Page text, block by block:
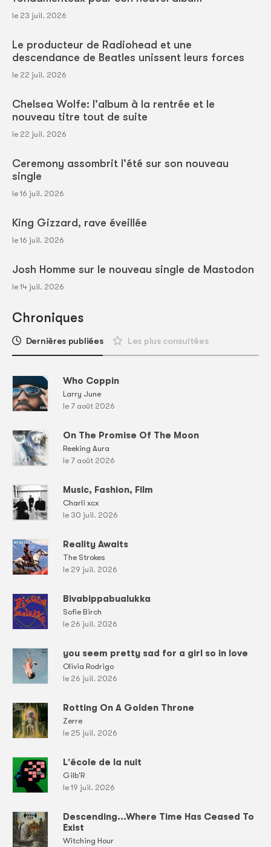
le 23 juil. 2026
Le producteur de Radiohead et une
descendance de Beatles unissent leurs forces
le 22 juil. 2026
Chelsea Wolfe: l'album à la rentrée et le
nouveau titre tout de suite
le 22 juil. 2026
Ceremony assombrit l'été sur son nouveau
single
le 16 juil. 2026
King Gizzard, rave éveillée
le 16 juil. 2026
Josh Homme sur le nouveau single de Mastodon
le 14 juil. 2026
Chroniques
Dernières publiées Les plus consultées
Who Coppin
Larry June
le 7 août 2026
On The Promise Of The Moon
Reeking Aura
le 7 août 2026
Music, Fashion, Film
Charli xcx
le 30 juil. 2026
Reality Awaits
The Strokes
le 29 juil. 2026
Bivabippabualukka
Sofie Birch
le 26 juil. 2026
you seem pretty sad for a girl so in love
Olivia Rodrigo
le 26 juil. 2026
Rotting On A Golden Throne
Zerre
le 25 juil. 2026
L'école de la nuit
Gilb'R
le 19 juil. 2026
Descending...Where Time Has Ceased To
Exist
Witching Hour